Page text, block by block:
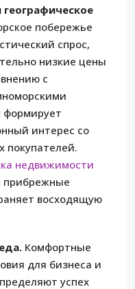
побережье
спрос,
низкие цены
с
формирует
интерес со
покупателей.
недвижимости
прибрежные
восходящую
Комфортные
для бизнеса и
успех